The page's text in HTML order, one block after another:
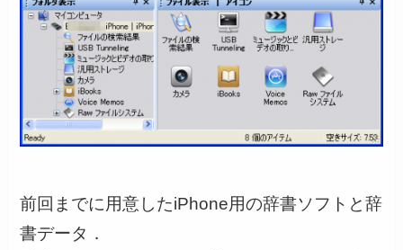
前回までに用意したiPhone用の辞書ソフトと辞
書データ．